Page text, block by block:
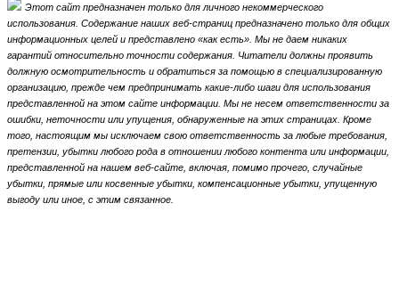
Этот сайт предназначен только для личного некоммерческого
использования. Содержание наших веб-страниц предназначено только для общих
информационных целей и представлено «как есть». Мы не даем никаких
гарантий относительно точности содержания. Читатели должны проявить
должную осмотрительность и обратиться за помощью в специализированную
организацию, прежде чем предпринимать какие-либо шаги для использования
представленной на этом сайте информации. Мы не несем ответственности за
ошибки, неточности или упущения, обнаруженные на этих страницах. Кроме
того, настоящим мы исключаем свою ответственность за любые требования,
претензии, убытки любого рода в отношении любого контента или информации,
представленной на нашем веб-сайте, включая, помимо прочего, случайные
убытки, прямые или косвенные убытки, компенсационные убытки, упущенную
выгоду или иное, с этим связанное.